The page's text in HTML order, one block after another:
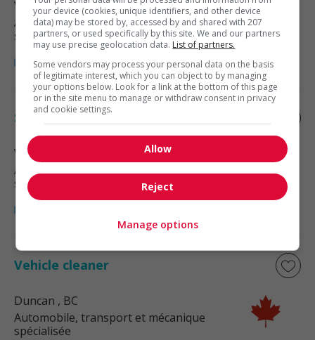
Victoria , BC
Automobile, transport et mécanique
spécialisée
Specialized cleaner
Victoria
Automobile, transport et mécanique
spécialisée
Vehicle cleaner
Duncan , BC
Automobile, transport et mécanique
spécialisée
your device (cookies, unique identifiers, and other device
data) may be stored by, accessed by and shared with 207
partners, or used specifically by this site. We and our partners
may use precise geolocation data. List of partners.
Some vendors may process your personal data on the basis
of legitimate interest, which you can object to by managing
your options below. Look for a link at the bottom of this page
or in the site menu to manage or withdraw consent in privacy
and cookie settings.
Allow
Reject
Manage options